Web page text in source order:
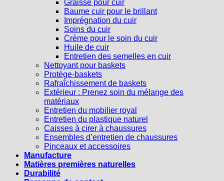
Graisse pour cuir
Baume cuir pour le brillant
Imprégnation du cuir
Soins du cuir
Crème pour le soin du cuir
Huile de cuir
Entretien des semelles en cuir
Nettoyant pour baskets
Protège-baskets
Rafraîchissement de baskets
Extérieur : Prenez soin du mélange des
matériaux
Entretien du mobilier royal
Entretien du plastique naturel
Caisses à cirer à chaussures
Ensembles d’entretien de chaussures
Pinceaux et accessoires
Manufacture
Matières premières naturelles
Durabilité